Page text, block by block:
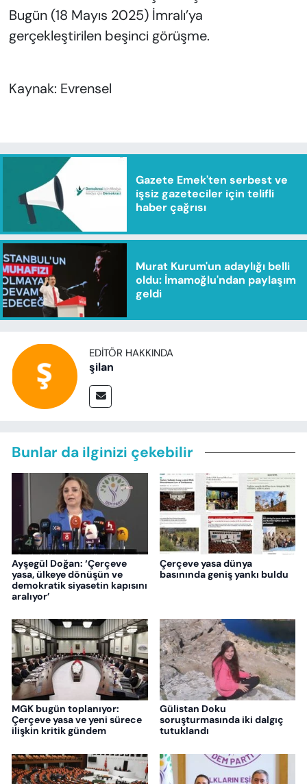
Bugün (18 Mayıs 2025) İmralı’ya
gerçekleştirilen beşinci görüşme.
Kaynak: Evrensel
Gazete Emek'ten serbest ve
işsiz gazeteciler için telifli
haber çağrısı
Murat Kurum'un adaylığı belli
oldu: İmamoğlu'ndan paylaşım
geldi
EDITÖR HAKKINDA
şilan
Bunlar da ilginizi çekebilir
Ayşegül Doğan: ‘Çerçeve
yasa, ülkeye dönüşün ve
demokratik siyasetin kapısını
aralıyor’
Çerçeve yasa dünya
basınında geniş yankı buldu
MGK bugün toplanıyor:
Çerçeve yasa ve yeni sürece
ilişkin kritik gündem
Gülistan Doku
soruşturmasında iki dalgıç
tutuklandı